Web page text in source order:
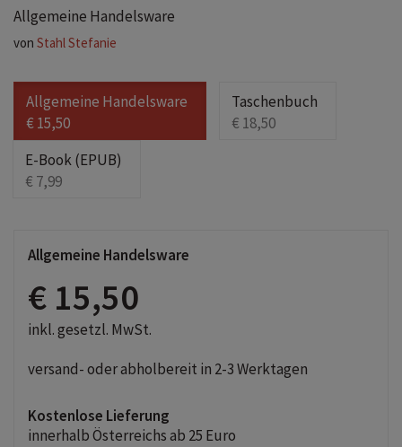
Allgemeine Handelsware
von Stahl Stefanie
Allgemeine Handelsware
€ 15,50
Taschenbuch
€ 18,50
E-Book (EPUB)
€ 7,99
Allgemeine Handelsware
€ 15,50
inkl. gesetzl. MwSt.
versand- oder abholbereit in 2-3 Werktagen
Kostenlose Lieferung
innerhalb Österreichs ab 25 Euro